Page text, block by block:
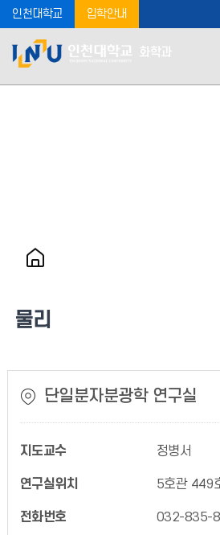
인천대학교 입학안내
화학과
물리
단일분자분광학 연구실
지도교수 정병서
연구실위치 5호관 449
전화번호 032-835-